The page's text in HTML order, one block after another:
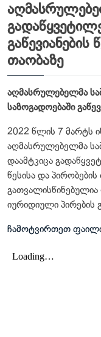
გაწევიანების
თაობაზე
აღმასრულებელმა
საზოგადოებაში
2022 წლის 7 მარტს
აღმასრულებელმა
დაამტკიცა
წესისა და
იურიდიული პირების
ჩამოტვირთეთ